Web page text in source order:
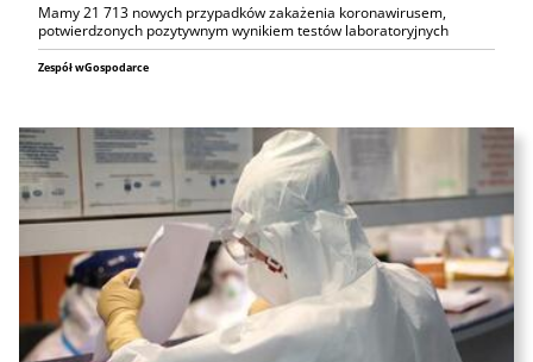
Mamy 21 713 nowych przypadków zakażenia koronawirusem,
potwierdzonych pozytywnym wynikiem testów laboratoryjnych
Zespół wGospodarce